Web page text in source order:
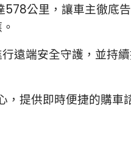
578公里，讓車主徹底
遠端安全守護，並持
，提供即時便捷的購車